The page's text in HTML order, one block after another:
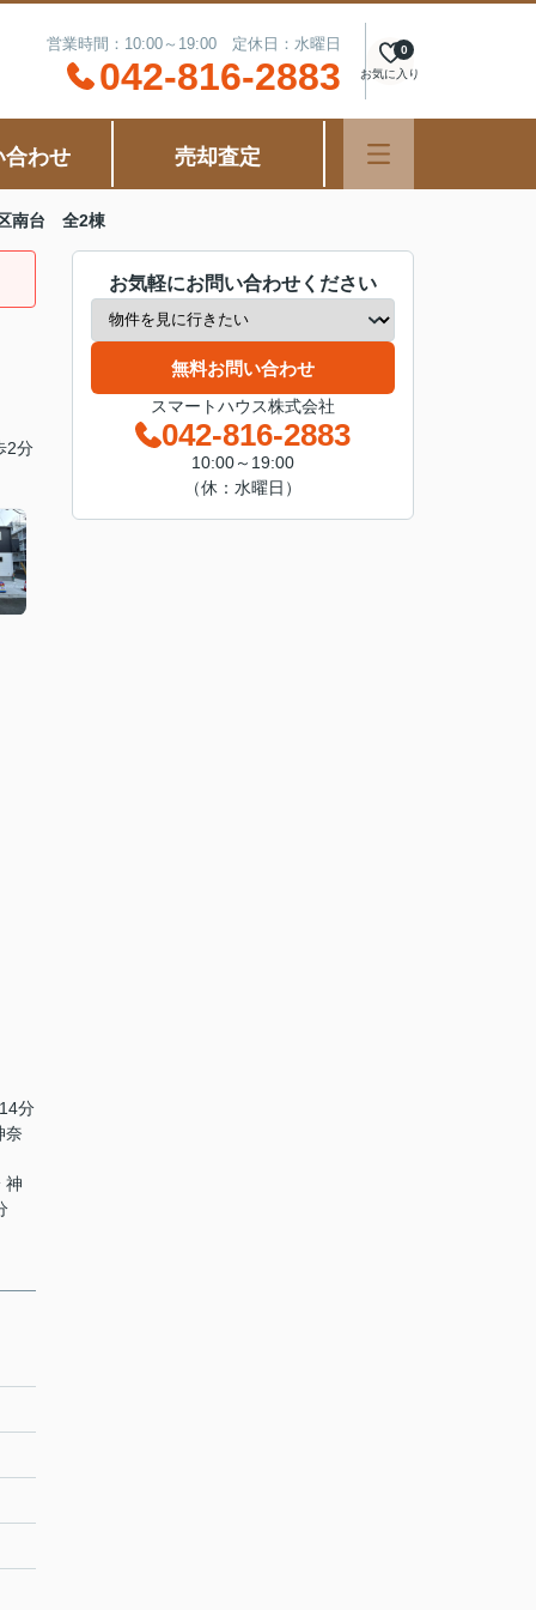
営業時間：10:00～19:00 定休日：水曜日
042-816-2883 お気に入り
0
合わせ 売却査定
南台 全2棟
2分
分
奈
神
お気軽にお問い合わせください
無料お問い合わせ
スマートハウス株式会社
042-816-2883
10:00～19:00
（休：水曜日）